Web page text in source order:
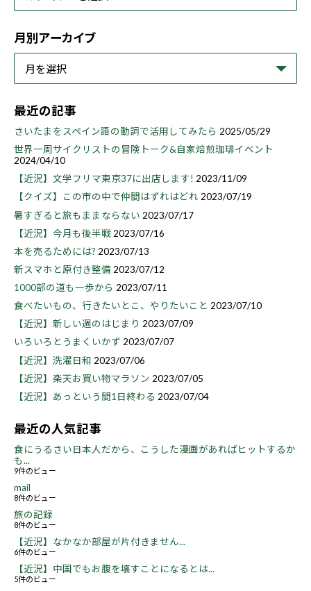
月別アーカイブ
最近の記事
さいたまをスペイン語の動詞で活用してみたら 2025/05/29
世界一周サイクリストの冒険トーク&自家焙煎珈琲イベント
2024/04/10
【近況】文学フリマ東京37に出店します! 2023/11/09
【クイズ】この市の中で仲間はずれはどれ 2023/07/19
暑すぎると旅もままならない 2023/07/17
【近況】今月も後半戦 2023/07/16
本を売るためには? 2023/07/13
新スマホと原付き整備 2023/07/12
1000部の道も一歩から 2023/07/11
食べたいもの、行きたいとこ、やりたいこと 2023/07/10
【近況】新しい週のはじまり 2023/07/09
いろいろとうまくいかず 2023/07/07
【近況】洗濯日和 2023/07/06
【近況】楽天お買い物マラソン 2023/07/05
【近況】あっという間1日終わる 2023/07/04
最近の人気記事
食にうるさい日本人だから、こうした漫画があればヒットするか
も...
9件のビュー
mail
8件のビュー
旅の記録
8件のビュー
【近況】なかなか部屋が片付きません...
6件のビュー
【近況】中国でもお腹を壊すことになるとは...
5件のビュー